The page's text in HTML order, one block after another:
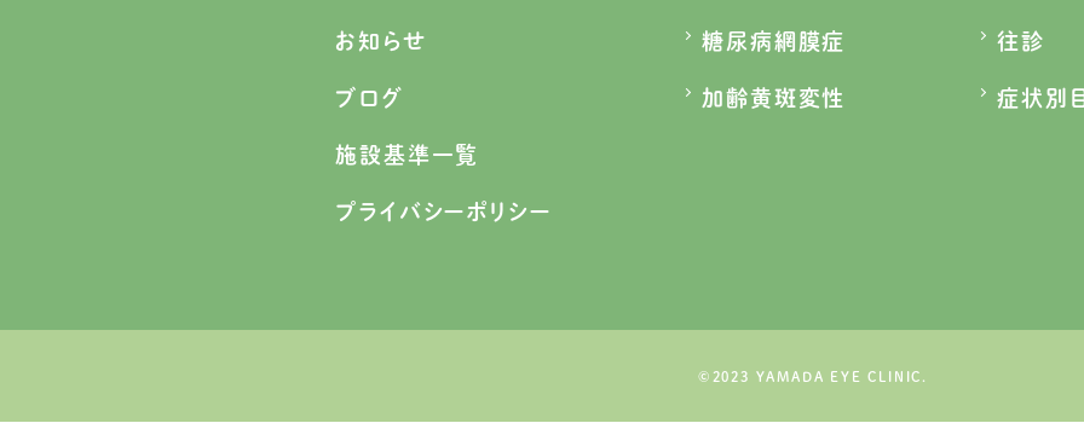
お知らせ
ブログ
施設基準一覧
プライバシーポリシー
糖尿病網膜症
加齢黄斑変性
往診
症状別
©2023 YAMADA EYE CLINIC.